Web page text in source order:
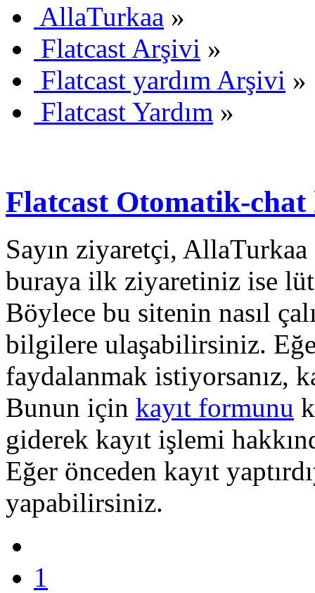
AllaTurkaa »
Flatcast Arşivi »
Flatcast yardım Arşivi »
Flatcast Yardım »
Flatcast Otomatik-
Sayın ziyaretçi,
buraya ilk ziyaretiniz ise
Böylece bu sitenin nasıl
bilgilere ulaşabilirsiniz.
faydalanmak istiyorsanız,
Bunun için kayıt formunu
giderek kayıt işlemi
Eğer önceden kayıt
yapabilirsiniz.
1